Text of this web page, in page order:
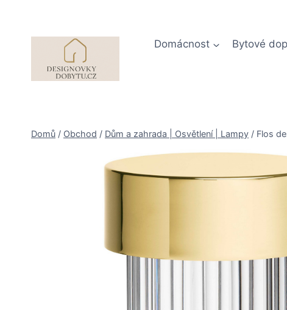
Domácnost Bytové
Domů / Obchod / Dům a zahrada | Osvětlení | Lampy / Flos